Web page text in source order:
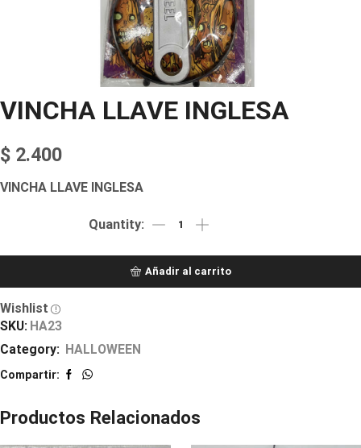
VINCHA LLAVE INGLESA
$ 2.400
VINCHA LLAVE INGLESA
Añadir al carrito
Wishlist
SKU: HA23
Category: HALLOWEEN
Compartir:
Productos Relacionados